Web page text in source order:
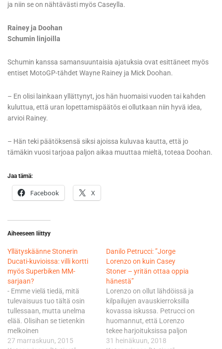
ja niin se on nähtävästi myös Caseylla.
Rainey ja Doohan
Schumin linjoilla
Schumin kanssa samansuuntaisia ajatuksia ovat esittäneet myös
entiset MotoGP-tähdet Wayne Rainey ja Mick Doohan.
– En olisi lainkaan yllättynyt, jos hän huomaisi vuoden tai kahden
kuluttua, että uran lopettamispäätös ei ollutkaan niin hyvä idea,
arvioi Rainey.
– Hän teki päätöksensä siksi ajoissa kuluvaa kautta, että jo
tämäkin vuosi tarjoaa paljon aikaa muuttaa mieltä, toteaa Doohan.
Jaa tämä:
Facebook X
Aiheeseen liittyy
Yllätyskäänne Stonerin
Ducati-kuvioissa: villi kortti
myös Superbiken MM-
sarjaan?
- Emme vielä tiedä, mitä
tulevaisuus tuo tältä osin
tullessaan, mutta unelma
elää. Olisihan se tietenkin
melkoinen
mediatapahtumakin
27 marraskuun, 2015
Danilo Petrucci: ”Jorge
Lorenzo on kuin Casey
Stoner – yritän ottaa oppia
hänestä”
Lorenzo on ollut lähdöissä ja
kilpailujen avauskierroksilla
kovassa iskussa. Petrucci on
huomannut, että Lorenzo
tekee harjoituksissa paljon
starttitreenejä ja on ottanut
31 heinäkuun, 2018